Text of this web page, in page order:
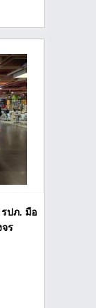
ปภ. มือ
ร